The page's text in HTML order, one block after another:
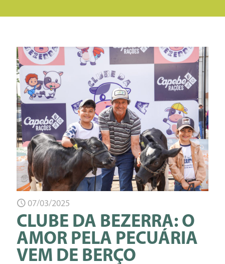
07/03/2025
CLUBE DA BEZERRA: O
AMOR PELA PECUÁRIA
VEM DE BERÇO